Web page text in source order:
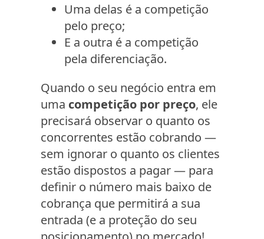
Uma delas é a competição
pelo preço;
E a outra é a competição
pela diferenciação.
Quando o seu negócio entra em
uma competição por preço, ele
precisará observar o quanto os
concorrentes estão cobrando —
sem ignorar o quanto os clientes
estão dispostos a pagar — para
definir o número mais baixo de
cobrança que permitirá a sua
entrada (e a proteção do seu